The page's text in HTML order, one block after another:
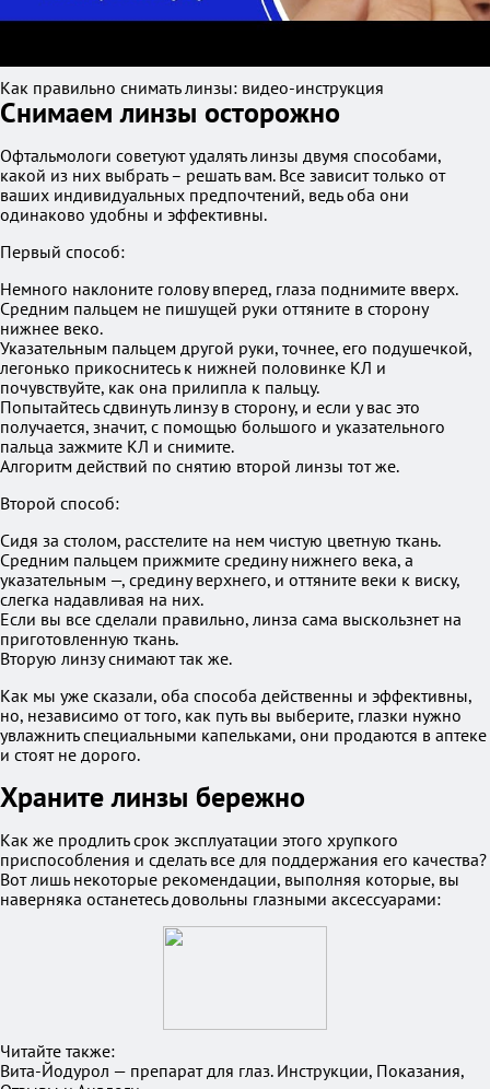
Как правильно снимать линзы: видео-инструкция
Снимаем линзы осторожно
Офтальмологи советуют удалять линзы двумя способами,
какой из них выбрать – решать вам. Все зависит только от
ваших индивидуальных предпочтений, ведь оба они
одинаково удобны и эффективны.
Первый способ:
Немного наклоните голову вперед, глаза поднимите вверх.
Средним пальцем не пишущей руки оттяните в сторону
нижнее веко.
Указательным пальцем другой руки, точнее, его подушечкой,
легонько прикоснитесь к нижней половинке КЛ и
почувствуйте, как она прилипла к пальцу.
Попытайтесь сдвинуть линзу в сторону, и если у вас это
получается, значит, с помощью большого и указательного
пальца зажмите КЛ и снимите.
Алгоритм действий по снятию второй линзы тот же.
Второй способ:
Сидя за столом, расстелите на нем чистую цветную ткань.
Средним пальцем прижмите средину нижнего века, а
указательным —, средину верхнего, и оттяните веки к виску,
слегка надавливая на них.
Если вы все сделали правильно, линза сама выскользнет на
приготовленную ткань.
Вторую линзу снимают так же.
Как мы уже сказали, оба способа действенны и эффективны,
но, независимо от того, как путь вы выберите, глазки нужно
увлажнить специальными капельками, они продаются в аптеке
и стоят не дорого.
Храните линзы бережно
Как же продлить срок эксплуатации этого хрупкого
приспособления и сделать все для поддержания его качества?
Вот лишь некоторые рекомендации, выполняя которые, вы
наверняка останетесь довольны глазными аксессуарами:
Читайте также:
Вита-Йодурол — препарат для глаз. Инструкции, Показания,